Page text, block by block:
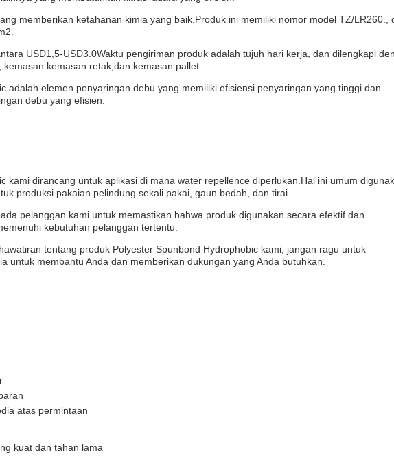
memberikan ketahanan kimia yang baik.Produk ini memiliki nomor model TZ/LR260.,
USD1,5-USD3.0Waktu pengiriman produk adalah tujuh hari kerja, dan dilengkapi
kemasan retak,dan kemasan pallet.
adalah elemen penyaringan debu yang memiliki efisiensi penyaringan yang tinggi.dan
debu yang efisien.
kami dirancang untuk aplikasi di mana water repellence diperlukan.Hal ini umum
produksi pakaian pelindung sekali pakai, gaun bedah, dan tirai.
pelanggan kami untuk memastikan bahwa produk digunakan secara efektif dan
kebutuhan pelanggan tertentu.
tentang produk Polyester Spunbond Hydrophobic kami, jangan ragu untuk
untuk membantu Anda dan memberikan dukungan yang Anda butuhkan.
atas permintaan
kuat dan tahan lama